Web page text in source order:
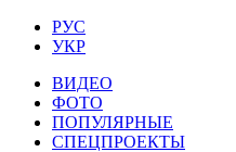
РУС
УКР
ВИДЕО
ФОТО
ПОПУЛЯРНЫЕ
СПЕЦПРОЕКТЫ